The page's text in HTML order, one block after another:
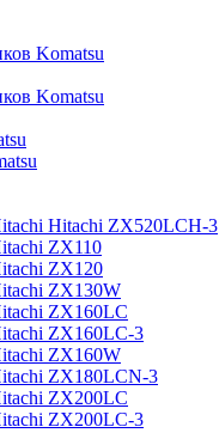
Komatsu
Komatsu
Hitachi ZX520LCH-3
ZX110
ZX120
ZX130W
ZX160LC
ZX160LC-3
ZX160W
ZX180LCN-3
ZX200LC
ZX200LC-3